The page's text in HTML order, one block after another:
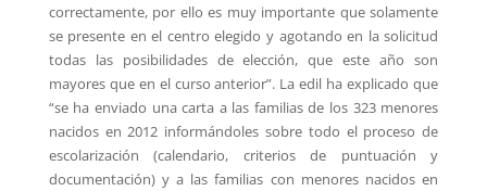
correctamente, por ello es muy importante que solamente
se presente en el centro elegido y agotando en la solicitud
todas las posibilidades de elección, que este año son
mayores que en el curso anterior”. La edil ha explicado que
“se ha enviado una carta a las familias de los 323 menores
nacidos en 2012 informándoles sobre todo el proceso de
escolarización (calendario, criterios de puntuación y
documentación) y a las familias con menores nacidos en